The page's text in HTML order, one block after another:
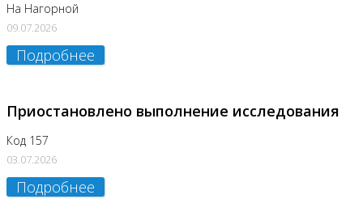
На Нагорной
09.07.2026
Подробнее
Приостановлено выполнение исследования
Код 157
03.07.2026
Подробнее